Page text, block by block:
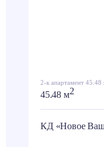
2-к апартамент 45.48
45.48 м2
КД «Новое